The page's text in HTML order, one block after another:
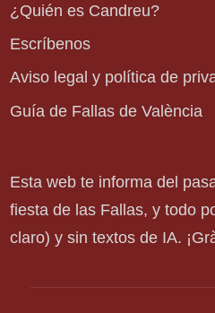
¿Quién es Candreu?
Escríbenos
Aviso legal y política de
Guía de Fallas de València
Esta web te informa del
fiesta de las Fallas, y todo
claro) y sin textos de IA.